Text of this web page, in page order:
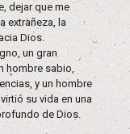
dejar que me
extrañeza, la
Dios.
un gran
hombre sabio,
y un hombre
su vida en una
de Dios.